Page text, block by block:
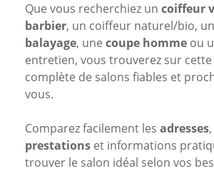
Que vous recherchiez un coiffeur
barbier, un coiffeur naturel/bio,
balayage, une coupe homme ou
entretien, vous trouverez sur
complète de salons fiables et
vous.
Comparez facilement les adresses,
prestations et informations
trouver le salon idéal selon vos